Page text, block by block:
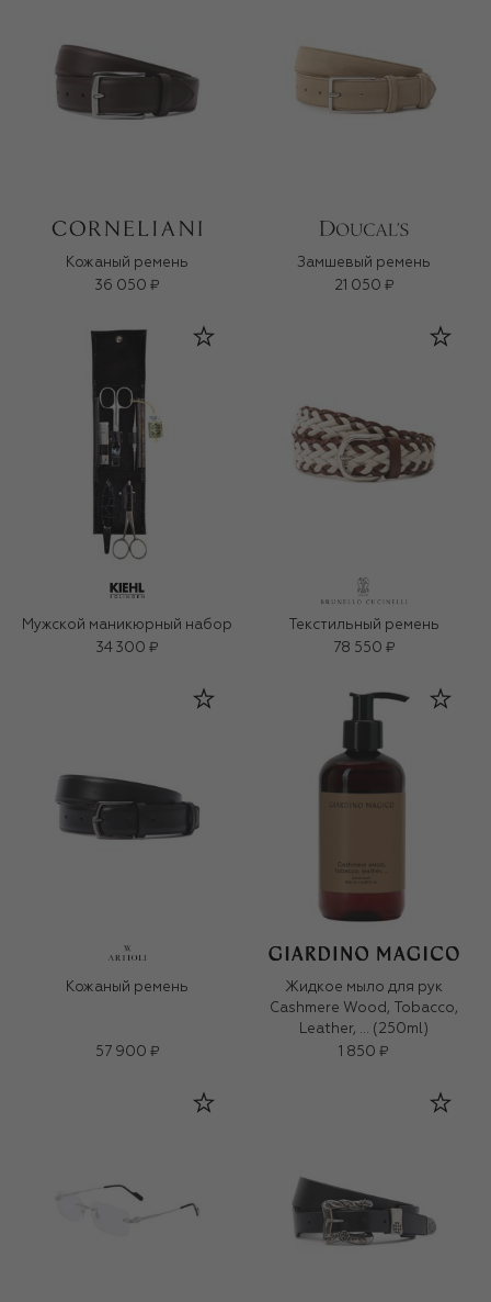
Кожаный ремень
36 050 ₽
Замшевый ремень
21 050 ₽
Мужской маникюрный набор
34 300 ₽
Текстильный ремень
78 550 ₽
Кожаный ремень
57 900 ₽
Жидкое мыло для рук
Cashmere Wood, Tobacco,
Leather, … (250ml)
1 850 ₽